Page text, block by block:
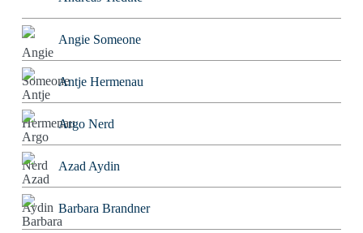
Angie Someone
Antje Hermenau
Argo Nerd
Azad Aydin
Barbara Brandner